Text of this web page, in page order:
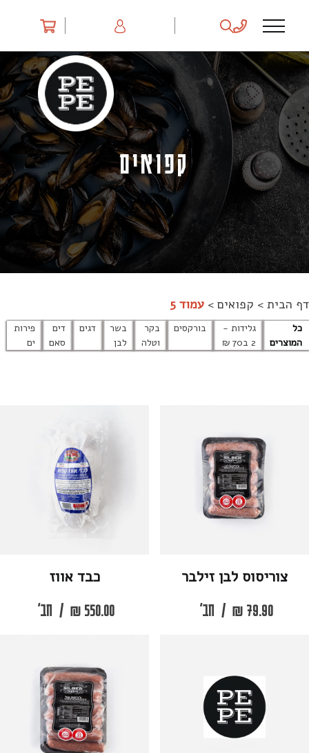
קפואים
דף הבית > קפואים > עמוד 5
כל
המוצרים
גלידות -
2 ב70 ₪
בורקסים
בקר
וטלה
בשר
לבן
דגים
דים
סאם
פירות
ים
צוריסוס לבן זילבר
₪ 79.90
/ חב'
כבד אווז
₪ 550.00
/ חב'